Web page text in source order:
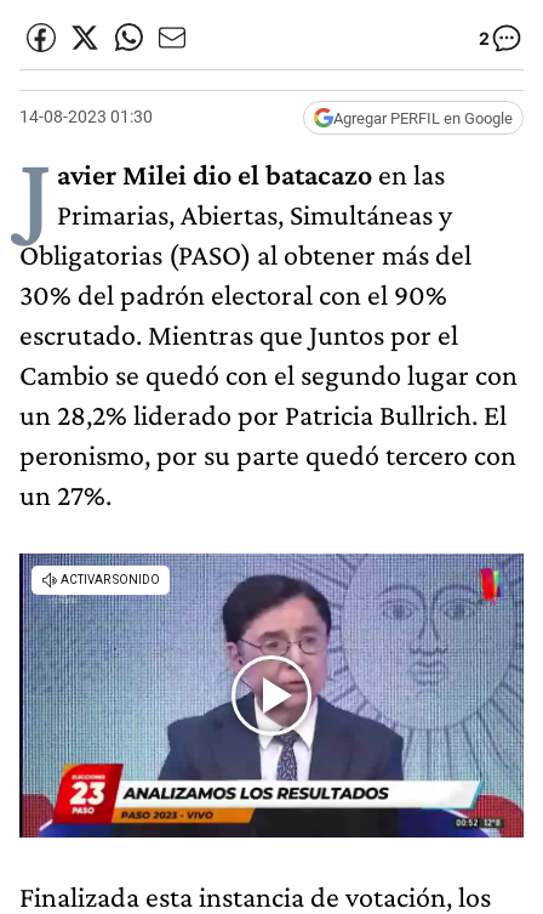
2
14-08-2023 01:30 Agregar PERFIL en Google
J avier Milei dio el batacazo en las
Primarias, Abiertas, Simultáneas y
Obligatorias (PASO) al obtener más del
30% del padrón electoral con el 90%
escrutado. Mientras que Juntos por el
Cambio se quedó con el segundo lugar con
un 28,2% liderado por Patricia Bullrich. El
peronismo, por su parte quedó tercero con
un 27%.
Finalizada esta instancia de votación, los